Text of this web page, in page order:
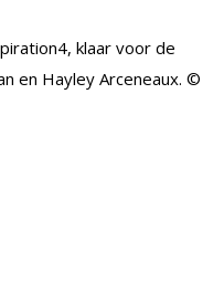
klaar voor de
en Hayley Arceneaux. ©